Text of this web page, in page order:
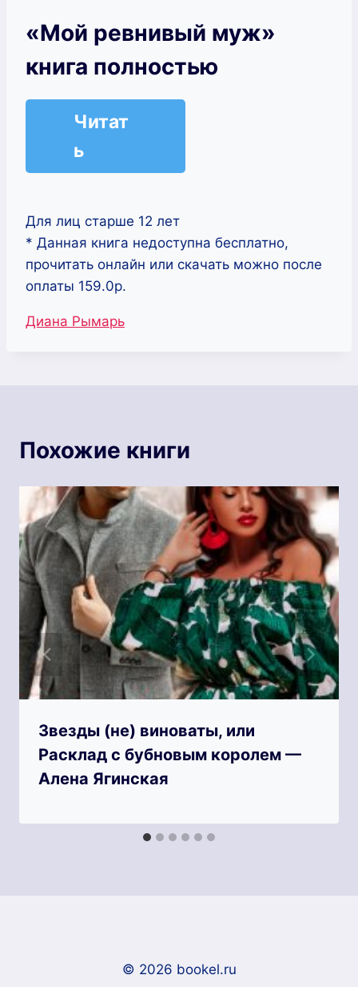
«Мой ревнивый муж»
книга полностью
Читат
ь
Для лиц старше 12 лет
* Данная книга недоступна бесплатно,
прочитать онлайн или скачать можно после
оплаты 159.0р.
Метки
Диана Рымарь
Похожие книги
Звезды (не) виноваты, или
Расклад с бубновым королем —
Алена Ягинская
© 2026 bookel.ru